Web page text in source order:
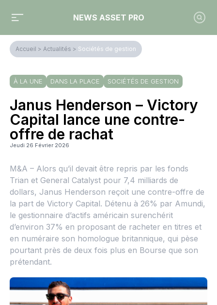
NEWS ASSET PRO
Accueil > Actualités > Sociétés de gestion
À LA UNE DANS LA PLACE SOCIÉTÉS DE GESTION
Janus Henderson – Victory
Capital lance une contre-
offre de rachat
Jeudi 26 Février 2026
M&A – Alors qu’il devait être repris par les fonds
Trian et General Catalyst pour 7,4 milliards de
dollars, Janus Henderson reçoit une contre-offre de
la part de Victory Capital. Détenu à 26% par Amundi,
le gestionnaire d’actifs américain surenchérit
d’environ 37% en proposant de racheter en titres et
en numéraire son homologue britannique, qui pèse
pourtant près de deux fois plus en Bourse que son
prétendant.